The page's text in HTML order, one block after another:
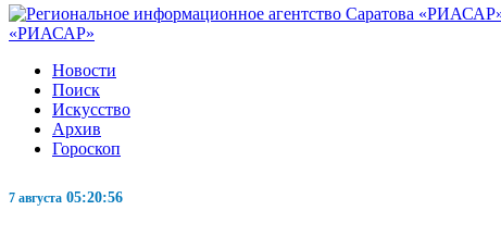
«РИАСАР»
Новости
Поиск
Искусство
Архив
Гороскоп
7 августа 05:20:57